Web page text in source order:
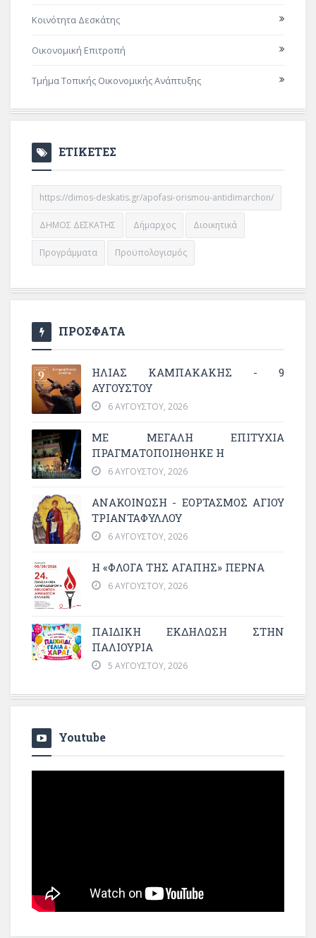
Κοινότητα Δεσκάτης
Οικονομική Επιτροπή
Τμήμα Τοπικής Οικονομικής Ανάπτυξης
ΕΤΙΚΕΤΕΣ
https://dimos-deskatis.gr/apofasi-orismou-antidimarchon/
ΔΗΜΟΣ ΔΕΣΚΑΤΗΣ Δήμαρχος Διοικητικά
Προγράμματα Προϋπολογισμός
ΠΡΟΣΦΑΤΑ
ΗΛΙΑΣ ΚΑΜΠΑΚΑΚΗΣ - 9
ΑΥΓΟΥΣΤΟΥ
6 ΑΥΓΟΎΣΤΟΥ, 2026
ΜΕ ΜΕΓΆΛΗ ΕΠΙΤΥΧΊΑ
ΠΡΑΓΜΑΤΟΠΟΙΉΘΗΚΕ Η
6 ΑΥΓΟΎΣΤΟΥ, 2026
ΑΝΑΚΟΙΝΩΣΗ - ΕΟΡΤΑΣΜΟΣ ΑΓΙΟΥ
ΤΡΙΑΝΤΑΦΥΛΛΟΥ
6 ΑΥΓΟΎΣΤΟΥ, 2026
Η «ΦΛΌΓΑ ΤΗΣ ΑΓΆΠΗΣ» ΠΕΡΝΆ
6 ΑΥΓΟΎΣΤΟΥ, 2026
ΠΑΙΔΙΚΗ ΕΚΔΗΛΩΣΗ ΣΤΗΝ
ΠΑΛΙΟΥΡΙΑ
5 ΑΥΓΟΎΣΤΟΥ, 2026
Youtube